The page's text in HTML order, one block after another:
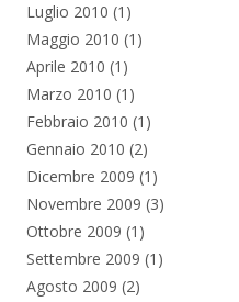
Luglio 2010 (1)
Maggio 2010 (1)
Aprile 2010 (1)
Marzo 2010 (1)
Febbraio 2010 (1)
Gennaio 2010 (2)
Dicembre 2009 (1)
Novembre 2009 (3)
Ottobre 2009 (1)
Settembre 2009 (1)
Agosto 2009 (2)